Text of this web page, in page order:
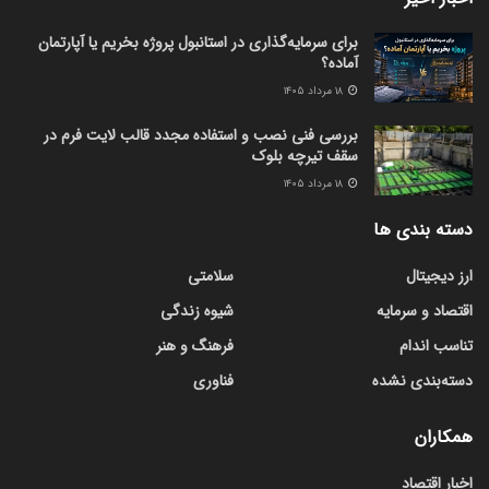
برای سرمایه‌گذاری در استانبول پروژه بخریم یا آپارتمان
آماده؟
بررسی فنی نصب و استفاده مجدد قالب لایت فرم در
سقف تیرچه بلوک
دسته بندی ها
ارز دیجیتال
اقتصاد و سرمایه
تناسب اندام
دسته‌بندی نشده
سلامتی
شیوه زندگی
فرهنگ و هنر
فناوری
همکاران
اخبار اقتصاد